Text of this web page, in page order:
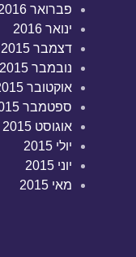
פברואר 2016
ינואר 2016
דצמבר 2015
נובמבר 2015
אוקטובר 2015
ספטמבר 2015
אוגוסט 2015
יולי 2015
יוני 2015
מאי 2015